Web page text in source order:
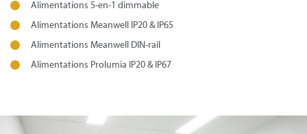
Alimentations 5-en-1 dimmable
Alimentations Meanwell IP20 & IP65
Alimentations Meanwell DIN-rail
Alimentations Prolumia IP20 & IP67